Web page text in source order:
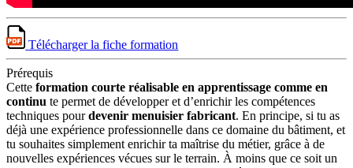
Télécharger la fiche formation
Prérequis
Cette formation courte réalisable en apprentissage comme en
continu te permet de développer et d’enrichir les compétences
techniques pourdevenir menuisier fabricant. En principe, si tu as
déjà une expérience professionnelle dans ce domaine du bâtiment, et
tu souhaites simplement enrichir ta maîtrise du métier, grâce à de
nouvelles expériences vécues sur le terrain. À moins que ce soit un